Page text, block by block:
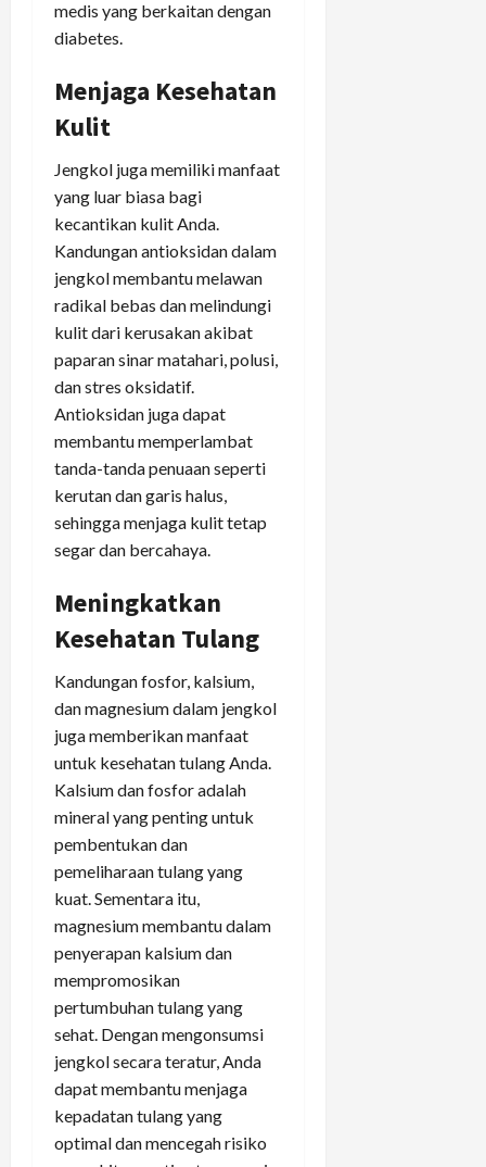
medis yang berkaitan dengan
diabetes.
Menjaga Kesehatan
Kulit
Jengkol juga memiliki manfaat
yang luar biasa bagi
kecantikan kulit Anda.
Kandungan antioksidan dalam
jengkol membantu melawan
radikal bebas dan melindungi
kulit dari kerusakan akibat
paparan sinar matahari, polusi,
dan stres oksidatif.
Antioksidan juga dapat
membantu memperlambat
tanda-tanda penuaan seperti
kerutan dan garis halus,
sehingga menjaga kulit tetap
segar dan bercahaya.
Meningkatkan
Kesehatan Tulang
Kandungan fosfor, kalsium,
dan magnesium dalam jengkol
juga memberikan manfaat
untuk kesehatan tulang Anda.
Kalsium dan fosfor adalah
mineral yang penting untuk
pembentukan dan
pemeliharaan tulang yang
kuat. Sementara itu,
magnesium membantu dalam
penyerapan kalsium dan
mempromosikan
pertumbuhan tulang yang
sehat. Dengan mengonsumsi
jengkol secara teratur, Anda
dapat membantu menjaga
kepadatan tulang yang
optimal dan mencegah risiko